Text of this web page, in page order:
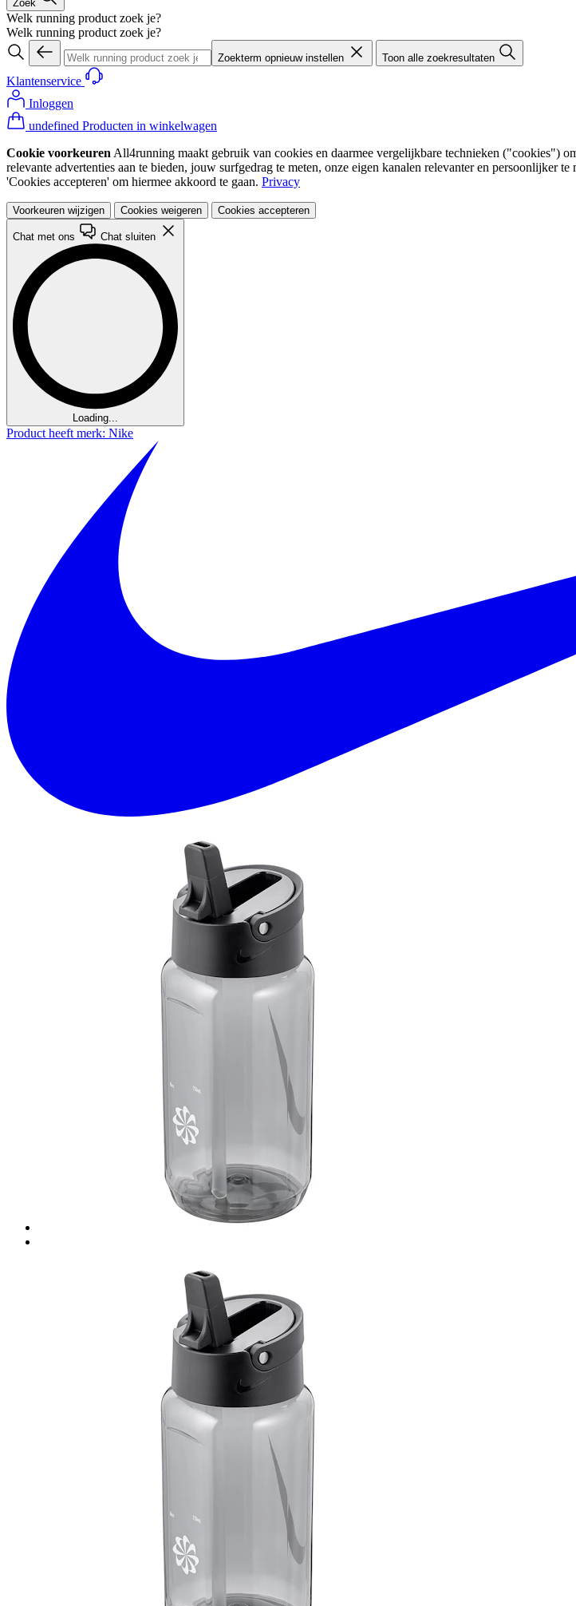
Zoek
Welk running product zoek je?
Welk running product zoek je?
Zoekterm opnieuw instellen Toon alle zoekresultaten
Klantenservice
Inloggen
undefined Producten in winkelwagen
Cookie voorkeuren All4running maakt gebruik van cookies en daarmee vergelijkbare technieken ("cookies")
relevante advertenties aan te bieden, jouw surfgedrag te meten, onze eigen kanalen relevanter en persoonlijker
'Cookies accepteren' om hiermee akkoord te gaan. Privacy
Voorkeuren wijzigen Cookies weigeren Cookies accepteren
Chat met ons Chat sluiten
Loading...
Product heeft merk: Nike